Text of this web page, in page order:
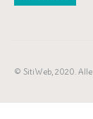
© SitiWeb, 2020.